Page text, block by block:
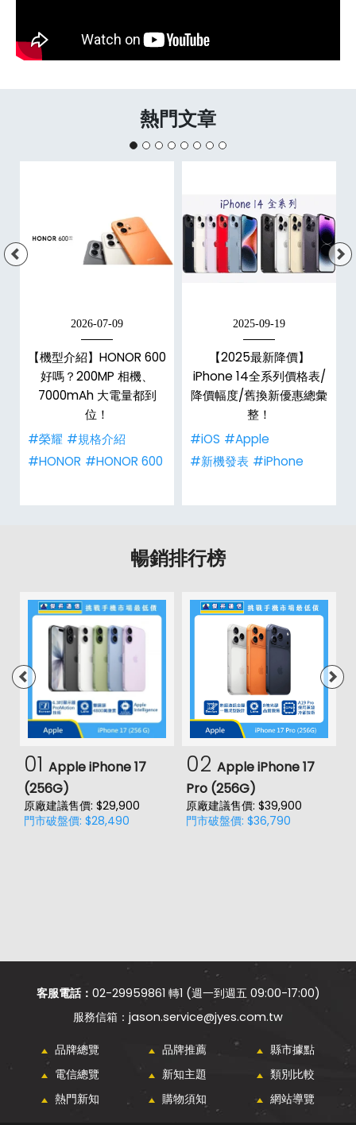
熱門文章
2026-07-09
【機型介紹】HONOR 600
好嗎？200MP 相機、
7000mAh 大電量都到
位！
#榮耀 #規格介紹
#HONOR #HONOR 600
2025-09-19
【2025最新降價】
iPhone 14全系列價格表/
降價幅度/舊換新優惠總彙
整！
#iOS #Apple
#新機發表 #iPhone
暢銷排行榜
01 Apple iPhone 17
(256G)
原廠建議售價: $29,900
門市破盤價: $28,490
02 Apple iPhone 17
Pro (256G)
原廠建議售價: $39,900
門市破盤價: $36,790
客服電話： 02-29959861 轉1 (週一到週五 09:00-17:00)
jason.service@jyes.com.tw
品牌總覽 品牌推薦
縣市據點
電信總覽
新知主題
類別比較
熱門新知
購物須知 網站導覽